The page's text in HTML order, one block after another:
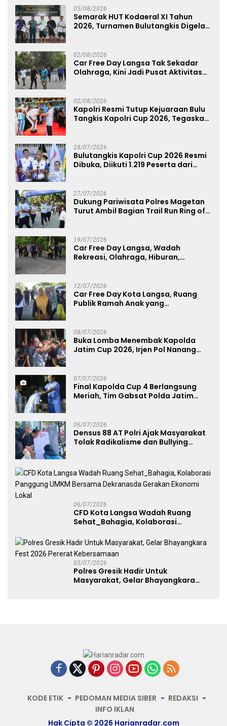
05/08/2026
Semarak HUT Kodaeral XI Tahun
2026, Turnamen Bulutangkis Digelar
02/08/2026
Car Free Day Langsa Tak Sekadar
Olahraga, Kini Jadi Pusat Aktivitas
02/08/2026
Kapolri Resmi Tutup Kejuaraan Bulu
Tangkis Kapolri Cup 2026, Tegaskan
28/07/2026
Bulutangkis Kapolri Cup 2026 Resmi
Dibuka, Diikuti 1.219 Peserta dari
27/07/2026
Dukung Pariwisata Polres Magetan
Turut Ambil Bagian Trail Run Ring of
19/07/2026
Car Free Day Langsa, Wadah
Rekreasi, Olahraga, Hiburan,
12/07/2026
Car Free Day Kota Langsa, Ruang
Publik Ramah Anak yang
08/07/2026
Buka Lomba Menembak Kapolda
Jatim Cup 2026, Irjen Pol Nanang
07/07/2026
Final Kapolda Cup 4 Berlangsung
Meriah, Tim Gabsat Polda Jatim
06/07/2026
Densus 88 AT Polri Ajak Masyarakat
Tolak Radikalisme dan Bullying
06/07/2026
CFD Kota Langsa Wadah Ruang
Sehat_Bahagia, Kolaborasi
Dekranasda Gerakan Ekonomi Lokal
05/07/2026
Polres Gresik Hadir Untuk
Masyarakat, Gelar Bhayangkara
KODE ETIK PEDOMAN MEDIA SIBER
REDAKSI
INFO IKLAN
Hak Cipta © 2026 Harianradar.com